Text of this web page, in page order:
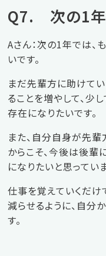
Q7. 次の1年
Aさん：次の1年では、
いです。
まだ先輩方に助けて
ることを増やして、少
存在になりたいです。
また、自分自身が先
からこそ、今後は後輩
になりたいと思ってい
仕事を覚えていくだけ
減らせるように、自分
す。